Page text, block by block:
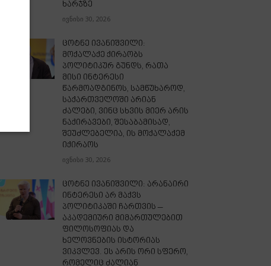
ხარჯზე
ივნისი 30, 2026
ცოტნე ივანიშვილი:
მოქალაქე ქირაობს
პოლიტიკურ გუნდს, რათა
მისი ინტერესი
წარმოადგინოს, სამწუხაროდ,
საქართველოში არიან
ძალები, ვინც სხვის მიერ არის
ნაქირავები, შესაბამისად,
შეუძლებელია, ის მოქალაქემ
იქირაოს
ივნისი 30, 2026
ცოტნე ივანიშვილი: არანაირი
ინტერესი არ მაქვს
პოლიტიკაში ჩართვის –
აკადემიური მიმართულებით
ფილოსოფიას და
ხელოვნების ისტორიას
ვიკვლევ. ეს არის ორი სფერო,
რომელიც ძალიან